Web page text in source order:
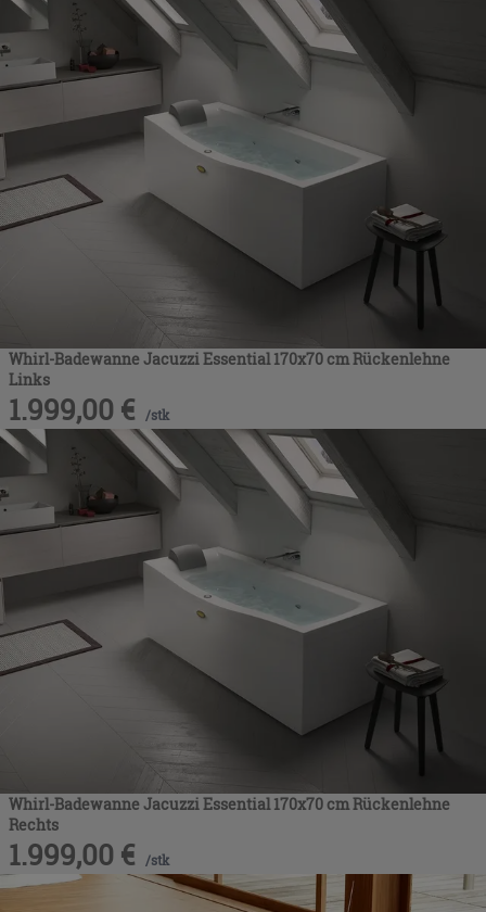
Whirl-Badewanne Jacuzzi Essential 170x70 cm Rückenlehne
Links
1.999,00 € /stk
Whirl-Badewanne Jacuzzi Essential 170x70 cm Rückenlehne
Rechts
1.999,00 € /stk